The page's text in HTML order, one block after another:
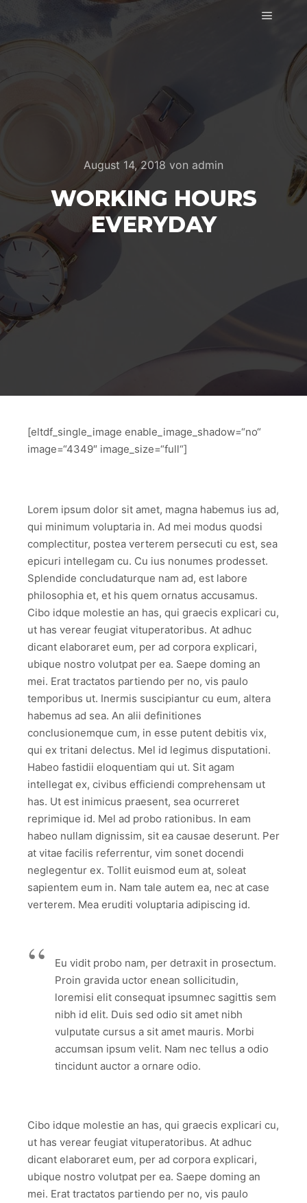
August 14, 2018 von admin
WORKING HOURS
EVERYDAY
[eltdf_single_image enable_image_shadow=“no“
image=“4349″ image_size=“full“]
Lorem ipsum dolor sit amet, magna habemus ius ad,
qui minimum voluptaria in. Ad mei modus quodsi
complectitur, postea verterem persecuti cu est, sea
epicuri intellegam cu. Cu ius nonumes prodesset.
Splendide concludaturque nam ad, est labore
philosophia et, et his quem ornatus accusamus.
Cibo idque molestie an has, qui graecis explicari cu,
ut has verear feugiat vituperatoribus. At adhuc
dicant elaboraret eum, per ad corpora explicari,
ubique nostro volutpat per ea. Saepe doming an
mei. Erat tractatos partiendo per no, vis paulo
temporibus ut. Inermis suscipiantur cu eum, altera
habemus ad sea. An alii definitiones
conclusionemque cum, in esse putent debitis vix,
qui ex tritani delectus. Mel id legimus disputationi.
Habeo fastidii eloquentiam qui ut. Sit agam
intellegat ex, civibus efficiendi comprehensam ut
has. Ut est inimicus praesent, sea ocurreret
reprimique id. Mel ad probo rationibus. In eam
habeo nullam dignissim, sit ea causae deserunt. Per
at vitae facilis referrentur, vim sonet docendi
neglegentur ex. Tollit euismod eum at, soleat
sapientem eum in. Nam tale autem ea, nec at case
verterem. Mea eruditi voluptaria adipiscing id.
Eu vidit probo nam, per detraxit in prosectum.
Proin gravida uctor enean sollicitudin,
loremisi elit consequat ipsumnec sagittis sem
nibh id elit. Duis sed odio sit amet nibh
vulputate cursus a sit amet mauris. Morbi
accumsan ipsum velit. Nam nec tellus a odio
tincidunt auctor a ornare odio.
Cibo idque molestie an has, qui graecis explicari cu,
ut has verear feugiat vituperatoribus. At adhuc
dicant elaboraret eum, per ad corpora explicari,
ubique nostro volutpat per ea. Saepe doming an
mei. Erat tractatos partiendo per no, vis paulo